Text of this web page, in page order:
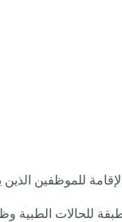
للموظفين
للحالات الطبية